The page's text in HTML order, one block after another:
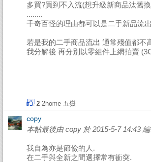
多買?買到不入流(想升級新商品汰舊
........
千奇百怪的理由都可以是二手新品流
若是我的二手商品流出 通常殘值都不
我分解後 再分別以零組件上網拍賣
2 2home 五嶽
copy
本帖最後由 copy 於 2015-5-7 14:43
我自為亦是節儉的人.
在二手與全新之間選擇常有衝突.